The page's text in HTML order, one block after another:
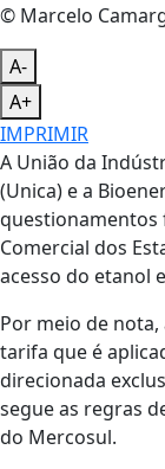
© Marcelo
A-
A+
IMPRIMIR
A União da
(Unica) e a
questionamentos
Comercial dos
acesso do etanol
Por meio de
tarifa que é
direcionada
segue as regras
do Mercosul.